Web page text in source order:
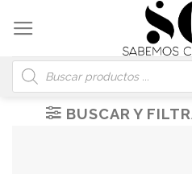
content
Búsqueda
de
productos
BUSCAR Y